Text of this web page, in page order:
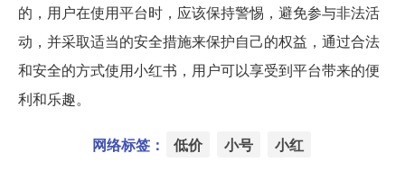
的，用户在使用平台时，应该保持警惕，避免参与非法活
动，并采取适当的安全措施来保护自己的权益，通过合法
和安全的方式使用小红书，用户可以享受到平台带来的便
利和乐趣。
网络标签： 低价 小号 小红